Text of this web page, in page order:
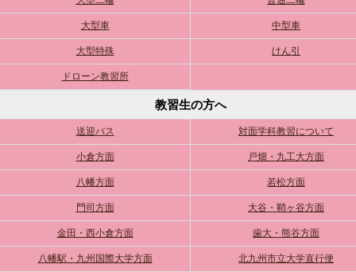
大型車 中型車
大型特殊 けん引
ドローン教習所
教習生の方へ
送迎バス 対面学科教習について
小倉方面 戸畑・九工大方面
八幡方面 若松方面
門司方面 大谷・鞘ヶ谷方面
金田・西小倉方面 歯大・熊谷方面
八幡駅・九州国際大学方面 北九州市立大学直行便